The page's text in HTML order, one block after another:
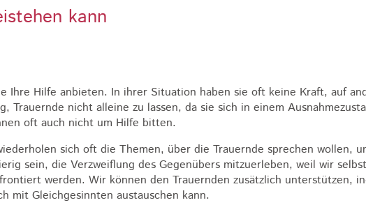
kann
Ihre Hilfe anbieten. In ihrer Situation haben sie oft keine Kraft, auf
Trauernde nicht alleine zu lassen, da sie sich in einem
oft auch nicht um Hilfe bitten.
sich oft die Themen, über die Trauernde sprechen wollen,
sein, die Verzweiflung des Gegenübers mitzuerleben, weil wir
werden. Wir können den Trauernden zusätzlich unterstützen,
mit Gleichgesinnten austauschen kann.